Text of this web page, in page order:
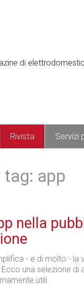
Rivista Servizi
tag: app
nella
- e di molto - la
una selezione di
utili.